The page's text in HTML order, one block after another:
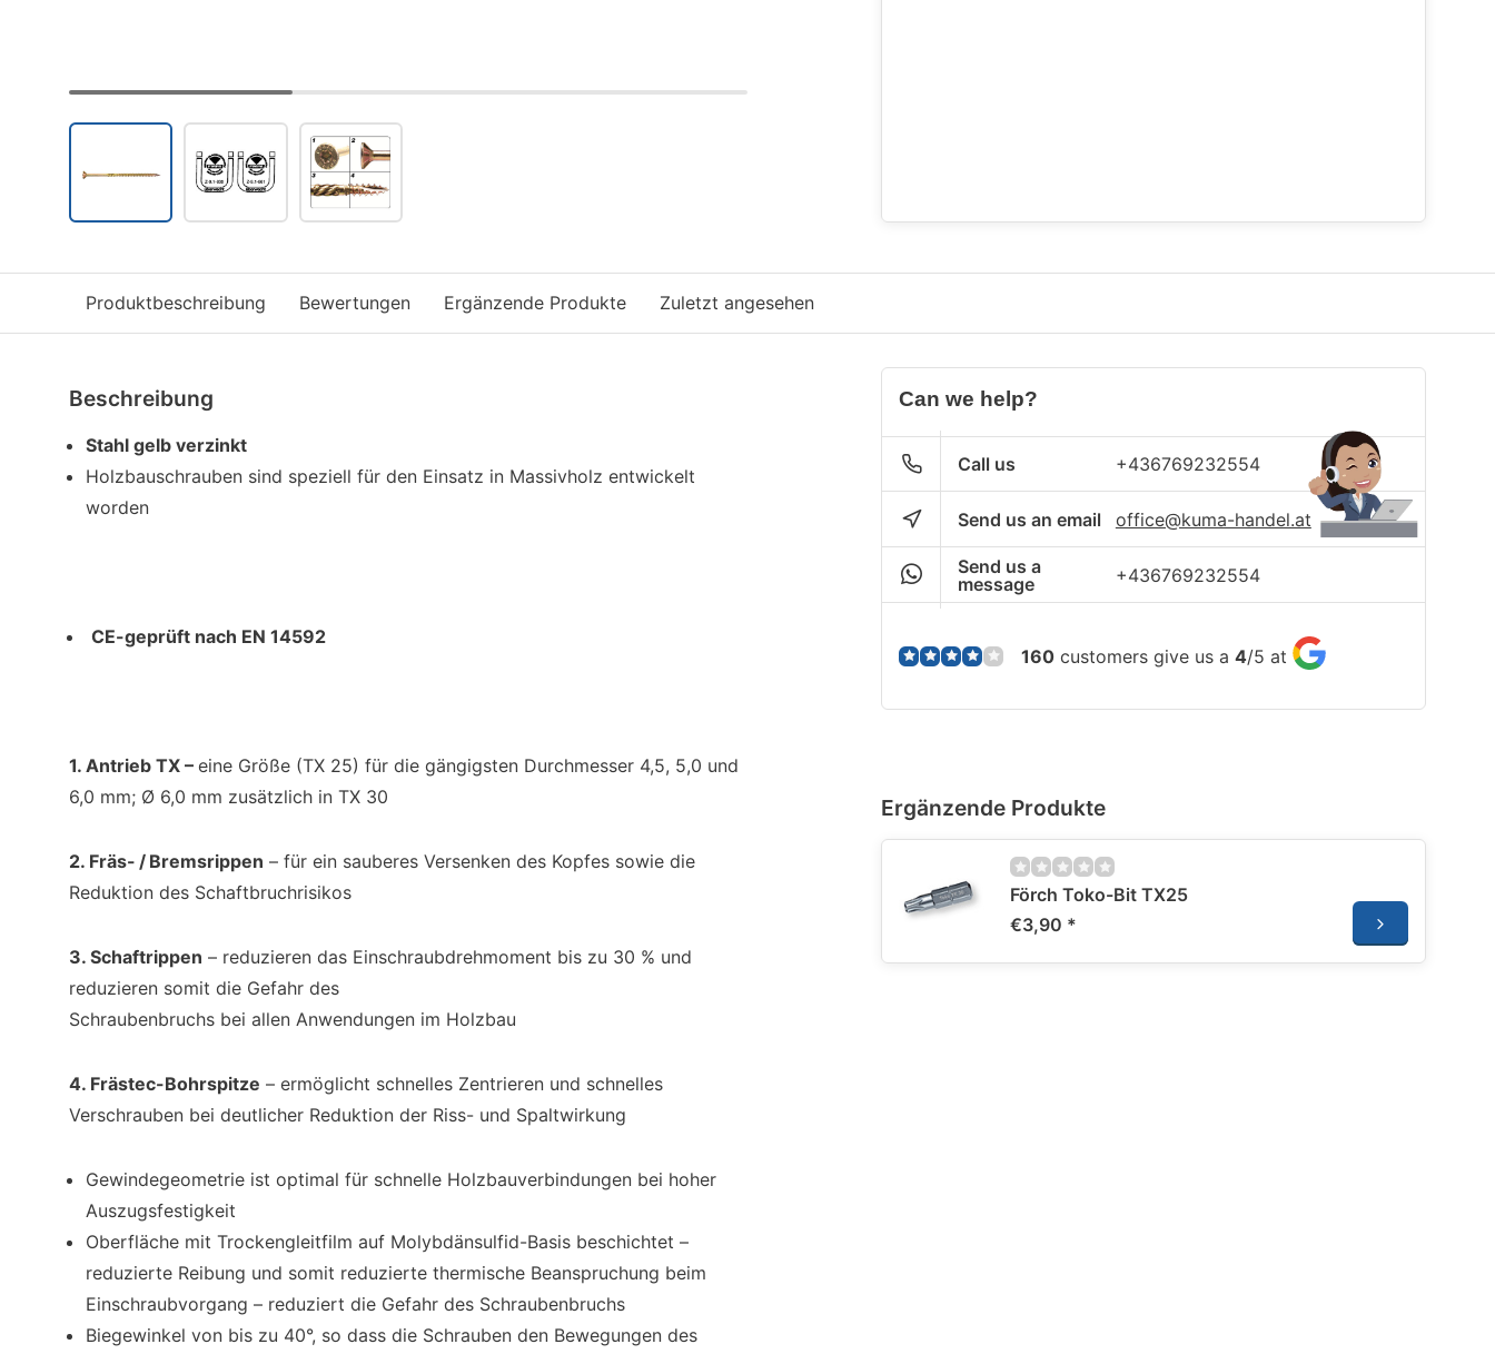
Produktbeschreibung Bewertungen Ergänzende Produkte Zuletzt angesehen
Beschreibung
Stahl gelb verzinkt
Holzbauschrauben sind speziell für den Einsatz in Massivholz entwickelt
worden
CE-geprüft nach EN 14592
1. Antrieb TX – eine Größe (TX 25) für die gängigsten Durchmesser 4,5, 5,0 und
6,0 mm; Ø 6,0 mm zusätzlich in TX 30
2. Fräs- / Bremsrippen – für ein sauberes Versenken des Kopfes sowie die
Reduktion des Schaftbruchrisikos
3. Schaftrippen – reduzieren das Einschraubdrehmoment bis zu 30 % und
reduzieren somit die Gefahr des
Schraubenbruchs bei allen Anwendungen im Holzbau
4. Frästec-Bohrspitze – ermöglicht schnelles Zentrieren und schnelles
Verschrauben bei deutlicher Reduktion der Riss- und Spaltwirkung
Gewindegeometrie ist optimal für schnelle Holzbauverbindungen bei hoher
Auszugsfestigkeit
Oberfläche mit Trockengleitfilm auf Molybdänsulfid-Basis beschichtet –
reduzierte Reibung und somit reduzierte thermische Beanspruchung beim
Einschraubvorgang – reduziert die Gefahr des Schraubenbruchs
Biegewinkel von bis zu 40°, so dass die Schrauben den Bewegungen des
Can we help?
Call us +436769232554
Send us an email office@kuma-handel.at
Send us a
message
+436769232554
160 customers give us a 4/5 at
Ergänzende Produkte
Förch Toko-Bit TX25
€3,90 *